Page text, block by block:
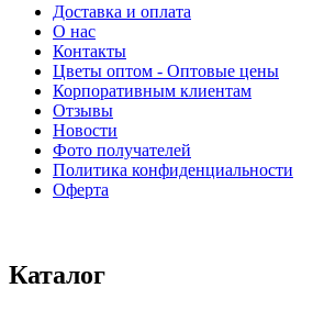
Доставка и оплата
О нас
Контакты
Цветы оптом - Оптовые цены
Корпоративным клиентам
Отзывы
Новости
Фото получателей
Политика конфиденциальности
Оферта
Каталог